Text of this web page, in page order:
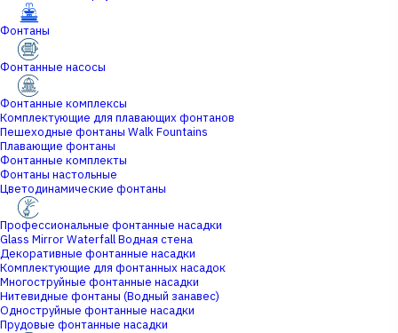
Фонтаны
Фонтанные насосы
Фонтанные комплексы
Комплектующие для плавающих фонтанов
Пешеходные фонтаны Walk Fountains
Плавающие фонтаны
Фонтанные комплекты
Фонтаны настольные
Цветодинамические фонтаны
Профессиональные фонтанные насадки
Glass Mirror Waterfall Водная стена
Декоративные фонтанные насадки
Комплектующие для фонтанных насадок
Многоструйные фонтанные насадки
Нитевидные фонтаны (Водный занавес)
Одноструйные фонтанные насадки
Прудовые фонтанные насадки